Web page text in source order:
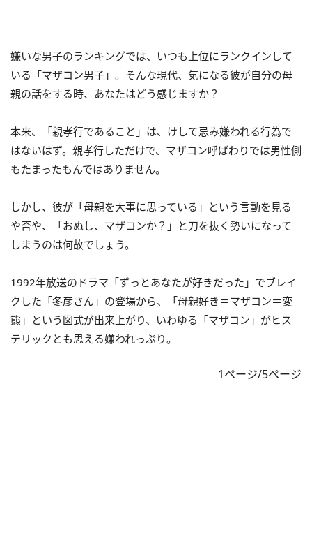
嫌いな男子のランキングでは、いつも上位にランクインして
いる「マザコン男子」。そんな現代、気になる彼が自分の母
親の話をする時、あなたはどう感じますか？
本来、「親孝行であること」は、けして忌み嫌われる行為で
はないはず。親孝行しただけで、マザコン呼ばわりでは男性側
もたまったもんではありません。
しかし、彼が「母親を大事に思っている」という言動を見る
や否や、「おぬし、マザコンか？」と刀を抜く勢いになって
しまうのは何故でしょう。
1992年放送のドラマ「ずっとあなたが好きだった」でブレイ
クした「冬彦さん」の登場から、「母親好き＝マザコン＝変
態」という図式が出来上がり、いわゆる「マザコン」がヒス
テリックとも思える嫌われっぷり。
1ページ/5ページ